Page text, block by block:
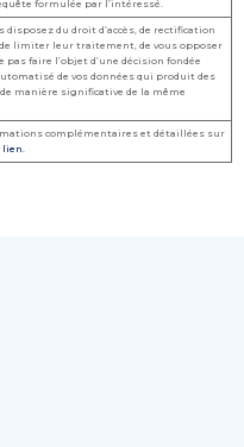
formulée par l’intéressé.
du droit d’accès, de rectification
limiter leur traitement, de vous opposer
faire l’objet d’une décision fondée
de vos données qui produit des
manière significative de la même
complémentaires et détaillées sur
lien.